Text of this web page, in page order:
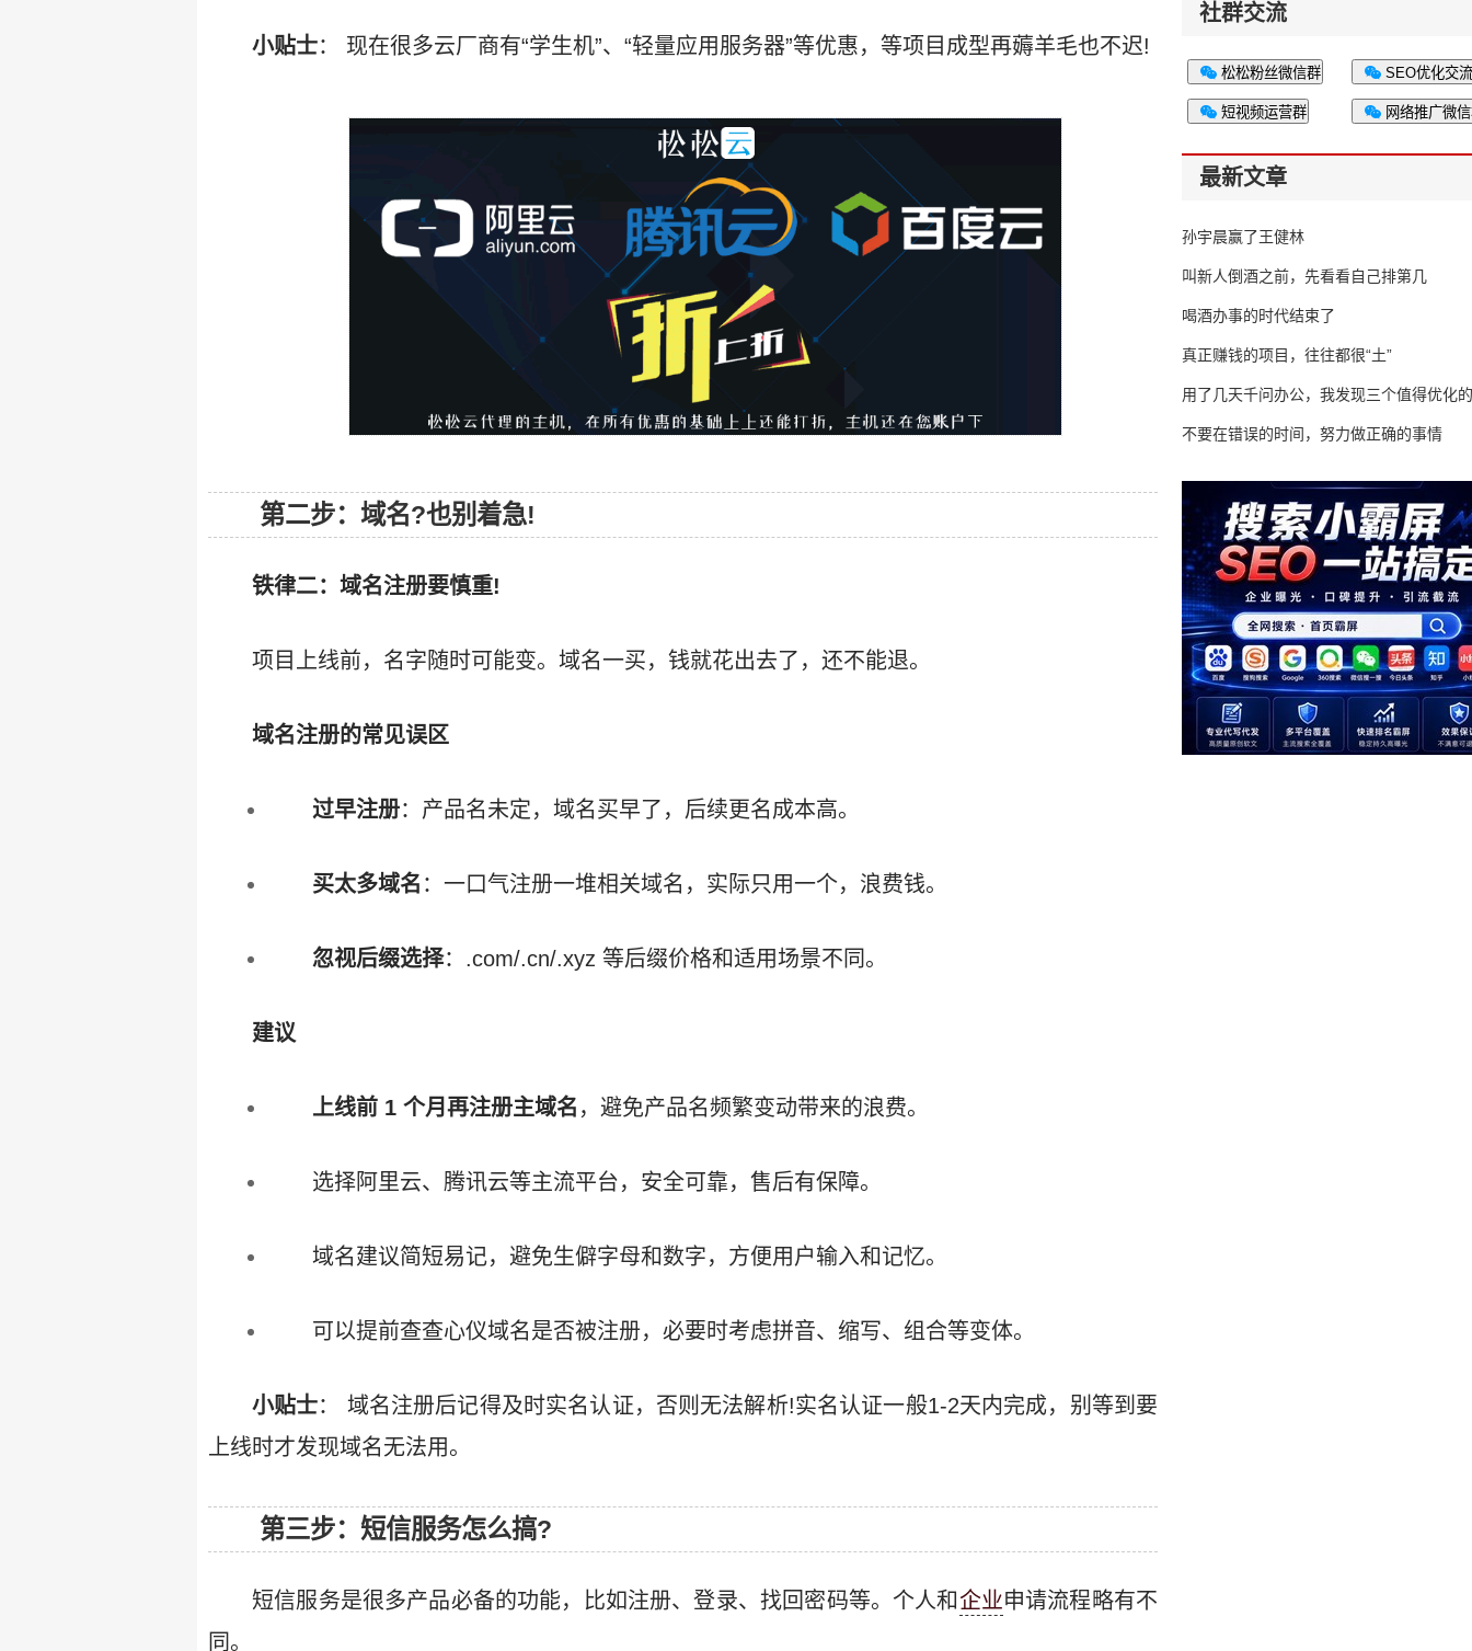
小贴士： 现在很多云厂商有“学生机”、“轻量应用服务器”等优惠，等项目成型再薅羊毛也不迟!
第二步：域名?也别着急!
铁律二：域名注册要慎重!
项目上线前，名字随时可能变。域名一买，钱就花出去了，还不能退。
域名注册的常见误区
过早注册：产品名未定，域名买早了，后续更名成本高。
买太多域名 ：一口气注册一堆相关域名，实际只用一个，浪费钱。
忽视后缀选择：.com/.cn/.xyz 等后缀价格和适用场景不同。
建议
上线前 1 个月再注册主域名 ，避免产品名频繁变动带来的浪费。
选择阿里云、腾讯云等主流平台，安全可靠，售后有保障。
域名建议简短易记，避免生僻字母和数字，方便用户输入和记忆。
可以提前查查心仪域名是否被注册，必要时考虑拼音、缩写、组合等变体。
小贴士： 域名注册后记得及时实名认证，否则无法解析!实名认证一般1-2天内完成，别等到要
上线时才发现域名无法用。
第三步：短信服务怎么搞?
短信服务是很多产品必备的功能，比如注册、登录、找回密码等。个人和 企业申请流程略有不
同。
社群交流
松松粉丝微信群 SEO优化交
短视频运营群 网络推广微
最新文章
孙宇晨赢了王健林
叫新人倒酒之前，先看看自己排第几
喝酒办事的时代结束了
真正赚钱的项目，往往都很“土”
用了几天千问办公，我发现三个值得优化
不要在错误的时间，努力做正确的事情